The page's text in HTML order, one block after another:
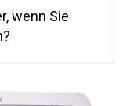
wenn Sie